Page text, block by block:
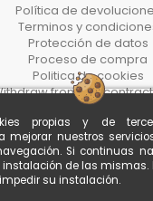
propias y de
mejorar nuestros
Si continuas
de las mismas.
su instalación.
Política de
Terminos y
Protección de datos
Proceso de compra
Politica de cookies
from the